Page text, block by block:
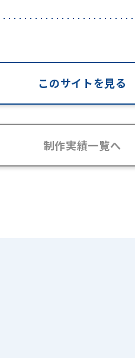
このサイトを見る
制作実績一覧へ